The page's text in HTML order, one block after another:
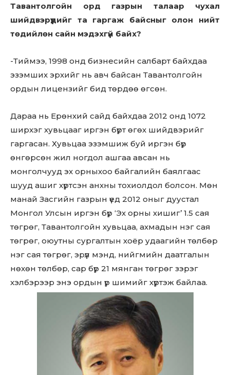
Тавантолгойн орд газрын талаар чухал
шийдвэрүүдийг та гаргаж байсныг олон нийт
төдийлөн сайн мэдэхгүй байх?
-Тиймээ, 1998 онд бизнесийн салбарт байхдаа
эзэмших эрхийг нь авч байсан Тавантолгойн
ордын лицензийг бид төрдөө өгсөн.
Дараа нь Ерөнхий сайд байхдаа 2012 онд 1072
ширхэг хувьцааг иргэн бүрт өгөх шийдвэрийг
гаргасан. Хувьцаа эзэмшиж буй иргэн бүр
өнгөрсөн жил ногдол ашгаа авсан нь
монголчууд эх орныхоо байгалийн баялгаас
шууд ашиг хүртсэн анхны тохиолдол болсон. Мөн
манай Засгийн газрын үед 2012 оныг дуустал
Монгол Улсын иргэн бүр ‘Эх орны хишиг’ 1.5 сая
төгрөг, Тавантолгойн хувьцаа, ахмадын нэг сая
төгрөг, оюутны сургалтын хоёр удаагийн төлбөр
нэг сая төгрөг, эрүүл мэнд, нийгмийн даатгалын
нөхөн төлбөр, сар бүр 21 мянган төгрөг зэрэг
хэлбэрээр энэ ордын үр шимийг хүртэж байлаа.